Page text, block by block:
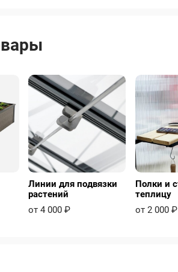
Линии для подвязки
растений
от 4 000 ₽
Полки и
теплицу
от 2 000 ₽